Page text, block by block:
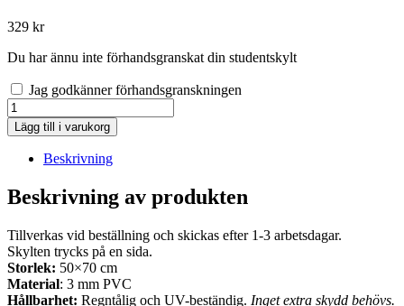
329 kr
Du har ännu inte förhandsgranskat din studentskylt
Jag godkänner förhandsgranskningen
Studentskylt
"Ballonger"
mängd
Lägg till i varukorg
Beskrivning
Beskrivning av produkten
Tillverkas vid beställning och skickas efter 1-3 arbetsdagar.
Skylten trycks på en sida.
Storlek: 50×70 cm
Material: 3 mm PVC
Hållbarhet: Regntålig och UV-beständig. Inget extra skydd behövs.